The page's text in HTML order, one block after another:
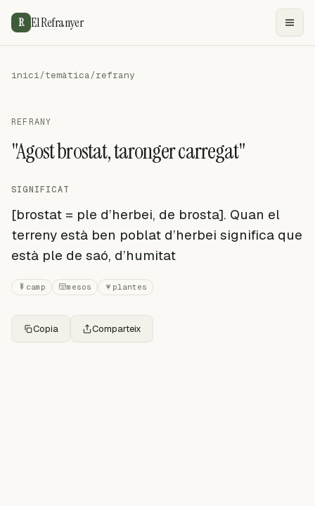
R El Refranyer
inici/temàtica/refrany
REFRANY
"Agost brostat, taronger carregat"
SIGNIFICAT
[brostat = ple d’herbei, de brosta]. Quan el
terreny està ben poblat d’herbei significa que
està ple de saó, d’humitat
camp mesos plantes
Copia Comparteix